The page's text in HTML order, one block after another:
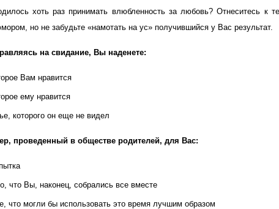
хоть раз принимать влюбленность за любовь? Отнеситесь к
но не забудьте «намотать на ус» получившийся у Вас результат.
на свидание, Вы наденете:
Вам нравится
ему нравится
которого он еще не видел
проведенный в обществе родителей, для Вас:
что Вы, наконец, собрались все вместе
что могли бы использовать это время лучшим образом